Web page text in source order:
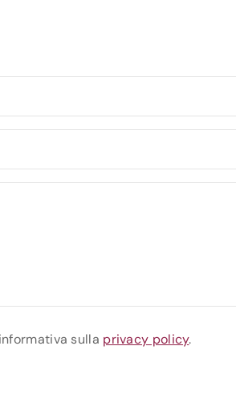
sulla privacy policy.